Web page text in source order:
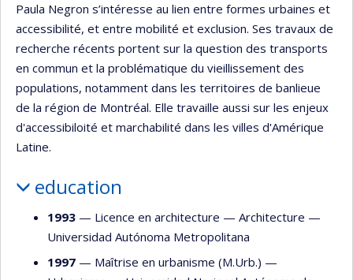
Paula Negron s’intéresse au lien entre formes urbaines et
accessibilité, et entre mobilité et exclusion. Ses travaux de
recherche récents portent sur la question des transports
en commun et la problématique du vieillissement des
populations, notamment dans les territoires de banlieue
de la région de Montréal. Elle travaille aussi sur les enjeux
d'accessibiloité et marchabilité dans les villes d'Amérique
Latine.
education
1993 — Licence en architecture — Architecture —
Universidad Autónoma Metropolitana
1997 — Maîtrise en urbanisme (M.Urb.) —